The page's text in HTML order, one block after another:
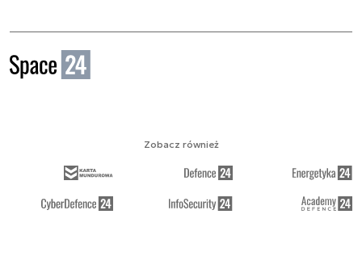
Zobacz również